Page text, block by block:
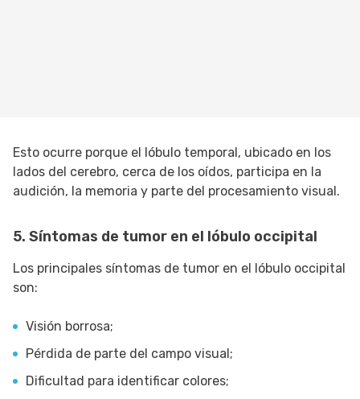
Esto ocurre porque el lóbulo temporal, ubicado en los
lados del cerebro, cerca de los oídos, participa en la
audición, la memoria y parte del procesamiento visual.
5. Síntomas de tumor en el lóbulo occipital
Los principales síntomas de tumor en el lóbulo occipital
son:
Visión borrosa;
Pérdida de parte del campo visual;
Dificultad para identificar colores;